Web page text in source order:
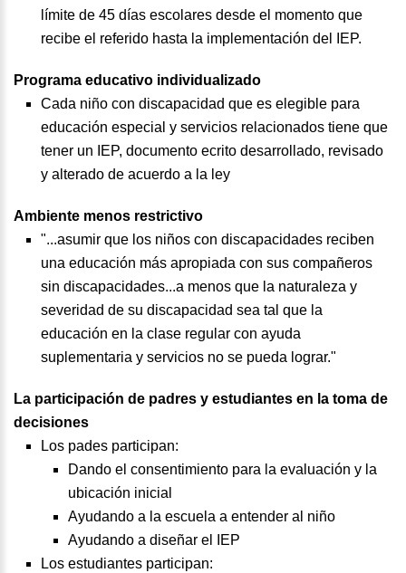
límite de 45 días escolares desde el momento que
recibe el referido hasta la implementación del IEP.
Programa educativo individualizado
Cada niño con discapacidad que es elegible para
educación especial y servicios relacionados tiene que
tener un IEP, documento ecrito desarrollado, revisado
y alterado de acuerdo a la ley
Ambiente menos restrictivo
"...asumir que los niños con discapacidades reciben
una educación más apropiada con sus compañeros
sin discapacidades...a menos que la naturaleza y
severidad de su discapacidad sea tal que la
educación en la clase regular con ayuda
suplementaria y servicios no se pueda lograr."
La participación de padres y estudiantes en la toma de
decisiones
Los pades participan:
Dando el consentimiento para la evaluación y la
ubicación inicial
Ayudando a la escuela a entender al niño
Ayudando a diseñar el IEP
Los estudiantes participan: